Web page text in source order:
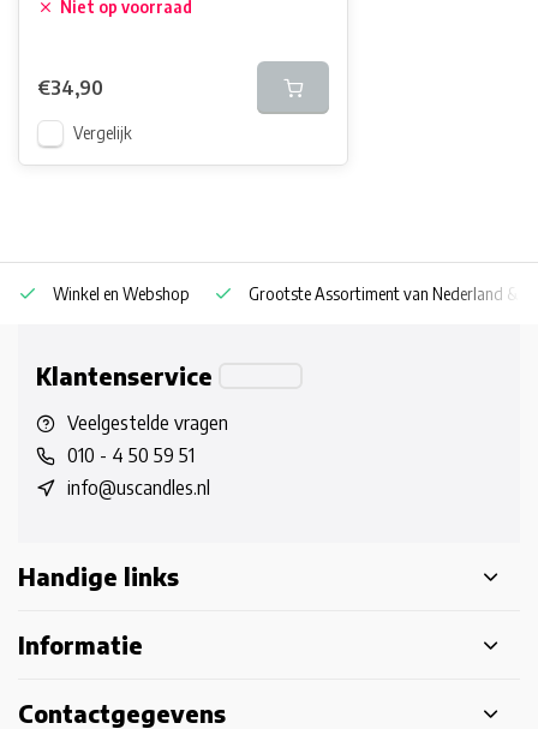
Niet op voorraad
€34,90
Vergelijk
Winkel en Webshop Grootste Assortiment van Nederland &
Klantenservice
Veelgestelde vragen
010 - 4 50 59 51
info@uscandles.nl
Handige links
Informatie
Contactgegevens